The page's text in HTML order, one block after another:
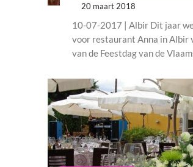
20 maart 2018
10-07-2017 | Albir Dit jaar
voor restaurant Anna in Albir
van de Feestdag van de